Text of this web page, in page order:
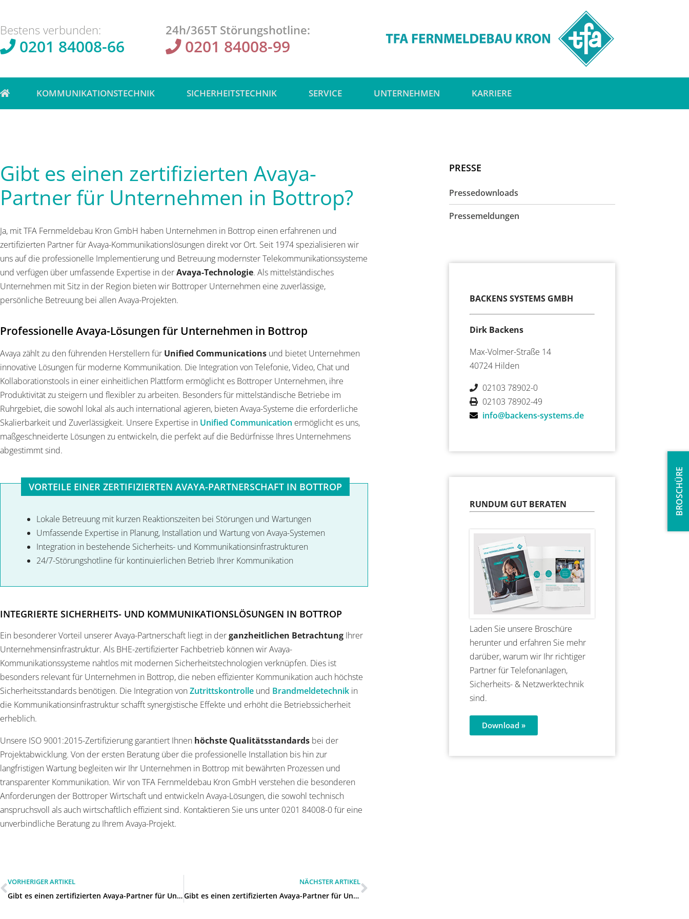
BROSCHÜRE
Bestens verbunden:
0201 84008-66
24h/365T Störungshotline:
0201 84008-99
KOMMUNIKATIONSTECHNIK SICHERHEITSTECHNIK SERVICE UNTERNEHMEN KARRIERE
Gibt es einen zertifizierten Avaya-
Partner für Unternehmen in Bottrop?
Ja, mit TFA Fernmeldebau Kron GmbH haben Unternehmen in Bottrop einen erfahrenen und
zertifizierten Partner für Avaya-Kommunikationslösungen direkt vor Ort. Seit 1974 spezialisieren wir
uns auf die professionelle Implementierung und Betreuung modernster Telekommunikationssysteme
und verfügen über umfassende Expertise in derAvaya-Technologie. Als mittelständisches
Unternehmen mit Sitz in der Region bieten wir Bottroper Unternehmen eine zuverlässige,
persönliche Betreuung bei allen Avaya-Projekten.
Professionelle Avaya-Lösungen für Unternehmen in Bottrop
Avaya zählt zu den führenden Herstellern für Unified Communications und bietet Unternehmen
innovative Lösungen für moderne Kommunikation. Die Integration von Telefonie, Video, Chat und
Kollaborationstools in einer einheitlichen Plattform ermöglicht es Bottroper Unternehmen, ihre
Produktivität zu steigern und flexibler zu arbeiten. Besonders für mittelständische Betriebe im
Ruhrgebiet, die sowohl lokal als auch international agieren, bieten Avaya-Systeme die erforderliche
Skalierbarkeit und Zuverlässigkeit. Unsere Expertise in Unified Communication ermöglicht es uns,
maßgeschneiderte Lösungen zu entwickeln, die perfekt auf die Bedürfnisse Ihres Unternehmens
abgestimmt sind.
VORTEILE EINER ZERTIFIZIERTEN AVAYA-PARTNERSCHAFT IN BOTTROP
Lokale Betreuung mit kurzen Reaktionszeiten bei Störungen und Wartungen
Umfassende Expertise in Planung, Installation und Wartung von Avaya-Systemen
Integration in bestehende Sicherheits- und Kommunikationsinfrastrukturen
24/7-Störungshotline für kontinuierlichen Betrieb Ihrer Kommunikation
INTEGRIERTE SICHERHEITS- UND KOMMUNIKATIONSLÖSUNGEN IN BOTTROP
Ein besonderer Vorteil unserer Avaya-Partnerschaft liegt in derganzheitlichen Betrachtung Ihrer
Unternehmensinfrastruktur. Als BHE-zertifizierter Fachbetrieb können wir Avaya-
Kommunikationssysteme nahtlos mit modernen Sicherheitstechnologien verknüpfen. Dies ist
besonders relevant für Unternehmen in Bottrop, die neben effizienter Kommunikation auch höchste
Sicherheitsstandards benötigen. Die Integration vonZutrittskontrolle und Brandmeldetechnik in
die Kommunikationsinfrastruktur schafft synergistische Effekte und erhöht die Betriebssicherheit
erheblich.
Unsere ISO 9001:2015-Zertifizierung garantiert Ihnen höchste Qualitätsstandards bei der
Projektabwicklung. Von der ersten Beratung über die professionelle Installation bis hin zur
langfristigen Wartung begleiten wir Ihr Unternehmen in Bottrop mit bewährten Prozessen und
transparenter Kommunikation. Wir von TFA Fernmeldebau Kron GmbH verstehen die besonderen
Anforderungen der Bottroper Wirtschaft und entwickeln Avaya-Lösungen, die sowohl technisch
anspruchsvoll als auch wirtschaftlich effizient sind. Kontaktieren Sie uns unter 0201 84008-0 für eine
unverbindliche Beratung zu Ihrem Avaya-Projekt.
VORHERIGER ARTIKEL
Gibt es einen zertifizierten Avaya-Partner für Unternehmen in Oberhausen?
NÄCHSTER ARTIKEL
Gibt es einen zertifizierten Avaya-Partner für Unternehmen in Gelsenkirchen?
PRESSE
Pressedownloads
Pressemeldungen
BACKENS SYSTEMS GMBH
Dirk Backens
Max-Volmer-Straße 14
40724 Hilden
02103 78902-0
02103 78902-49
info@backens-systems.de
RUNDUM GUT BERATEN
Laden Sie unsere Broschüre
herunter und erfahren Sie mehr
darüber, warum wir Ihr richtiger
Partner für Telefonanlagen,
Sicherheits- & Netzwerktechnik
sind.
Download »